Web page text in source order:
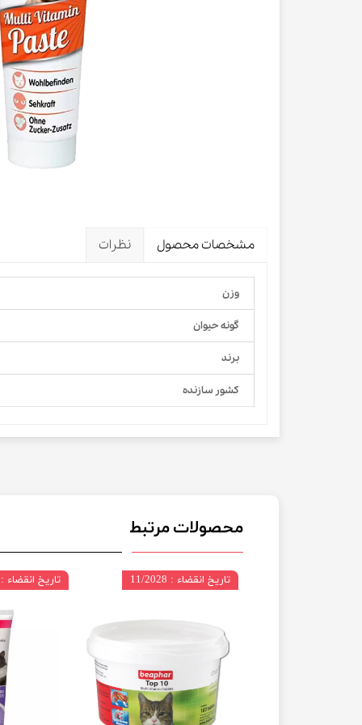
ظرف آب و
اسکرچر
شیشه
لباس و
لباس و
مشخصات محصول نظرات
وزن
گونه حیوان
برند
کشور سازنده
محصولات مرتبط
تاریخ انقضاء : 11/2026 تاریخ انقضاء : 11/2028